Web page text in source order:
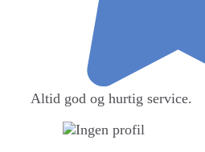
Altid god og hurtig service.